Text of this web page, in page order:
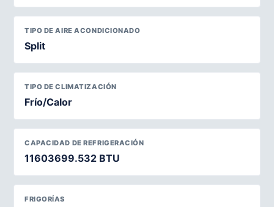
TIPO DE AIRE ACONDICIONADO
Split
TIPO DE CLIMATIZACIÓN
Frío/Calor
CAPACIDAD DE REFRIGERACIÓN
11603699.532 BTU
FRIGORÍAS